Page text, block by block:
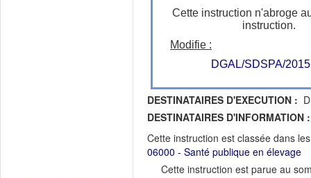
Cette instruction n'abroge
instruction.
Modifie :
DGAL/SDSPA/
DESTINATAIRES D'EXECUTION :
DESTINATAIRES D'INFORMATION :
Cette instruction est classée dans
06000 - Santé publique en élevage
Cette instruction est parue au